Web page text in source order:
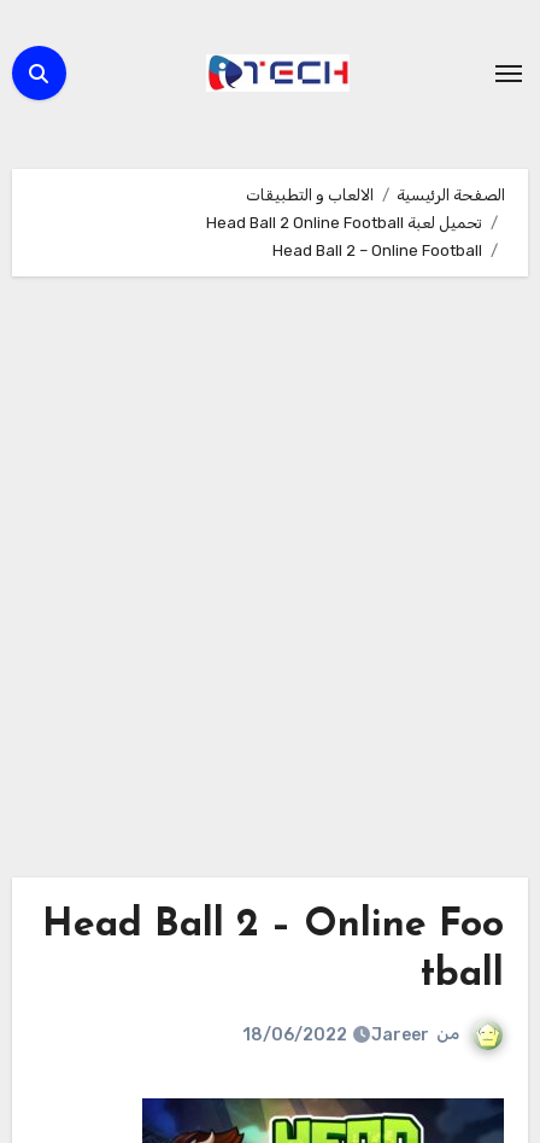
المحتوى
الصفحة الرئيسية
الالعاب و التطبيقات
تحميل لعبة Head Ball 2 Online Football
Head Ball 2 – Online Football
Head Ball 2 – Online Foo
tball
من Jareer
18/06/2022